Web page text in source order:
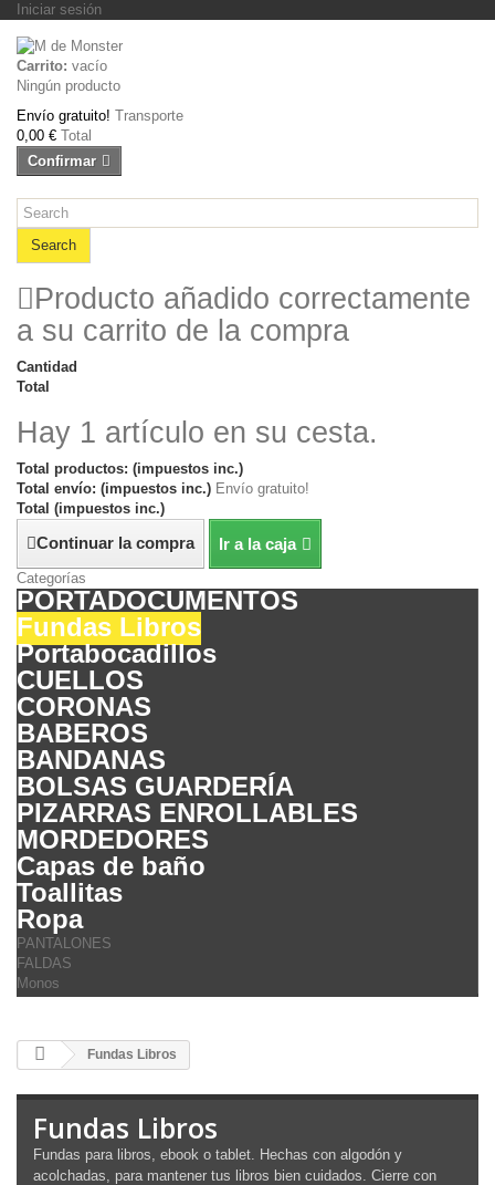
Iniciar sesión
Carrito: vacío
Ningún producto
Envío gratuito! Transporte
0,00 € Total
Confirmar
Search
Producto añadido correctamente
a su carrito de la compra
Cantidad
Total
Hay 1 artículo en su cesta.
Total productos: (impuestos inc.)
Total envío: (impuestos inc.) Envío gratuito!
Total (impuestos inc.)
Continuar la compra Ir a la caja
Categorías
PORTADOCUMENTOS
Fundas Libros
Portabocadillos
CUELLOS
CORONAS
BABEROS
BANDANAS
BOLSAS GUARDERÍA
PIZARRAS ENROLLABLES
MORDEDORES
Capas de baño
Toallitas
Ropa
PANTALONES
FALDAS
Monos
Fundas Libros
Fundas Libros
Fundas para libros, ebook o tablet. Hechas con algodón y
acolchadas, para mantener tus libros bien cuidados. Cierre con